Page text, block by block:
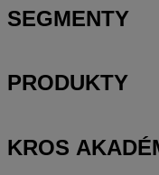
SEGMENTY
PRODUKTY
KROS